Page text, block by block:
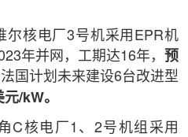
尔核电厂3号机采用EPR机
年并网，工期达16年，预
法国计划未来建设6台改进型
/kW。
C核电厂1、2号机组采用